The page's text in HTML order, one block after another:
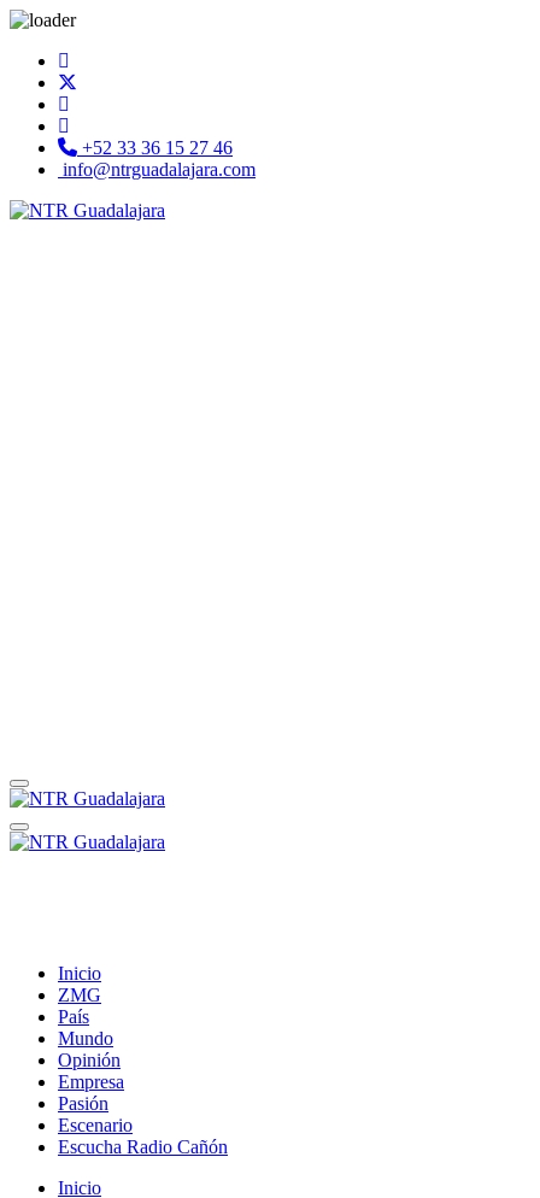
+52 33 36 15 27 46
info@ntrguadalajara.com
Inicio
ZMG
País
Mundo
Opinión
Empresa
Pasión
Escenario
Escucha Radio Cañón
Inicio